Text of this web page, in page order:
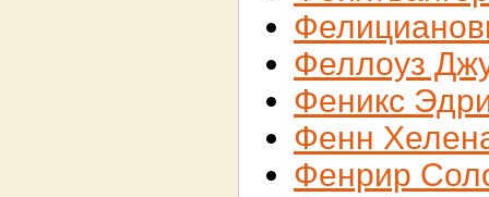
Феллоуз
Феникс
Фенн
Фенрир